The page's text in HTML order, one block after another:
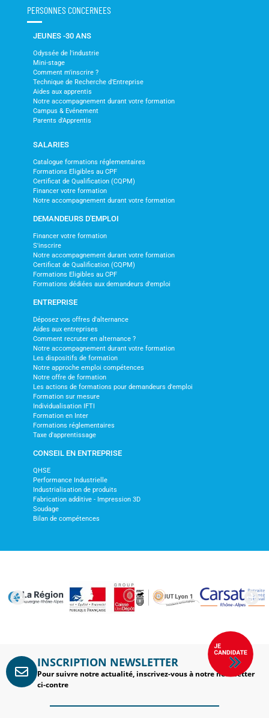
PERSONNES CONCERNEES
JEUNES -30 ANS
Odyssée de l'industrie
Mini-stage
Comment m'inscrire ?
Technique de Recherche d'Entreprise
Aides aux apprentis
Notre accompagnement durant votre formation
Campus & Evénement
Parents d'Apprentis
SALARIES
Catalogue formations réglementaires
Formations Eligibles au CPF
Certificat de Qualification (CQPM)
Financer votre formation
Notre accompagnement durant votre formation
DEMANDEURS D'EMPLOI
Financer votre formation
S'inscrire
Notre accompagnement durant votre formation
Certificat de Qualification (CQPM)
Formations Eligibles au CPF
Formations dédiées aux demandeurs d'emploi
ENTREPRISE
Déposez vos offres d'alternance
Aides aux entreprises
Comment recruter en alternance ?
Notre accompagnement durant votre formation
Les dispositifs de formation
Notre approche emploi compétences
Notre offre de formation
Les actions de formations pour demandeurs d'emploi
Formation sur mesure
Individualisation IFTI
Formation en Inter
Formations réglementaires
Taxe d'apprentissage
CONSEIL EN ENTREPRISE
QHSE
Performance Industrielle
Industrialisation de produits
Fabrication additive - Impression 3D
Soudage
Bilan de compétences
INSCRIPTION NEWSLETTER
Pour suivre notre actualité, inscrivez-vous à notre newsletter
ci-contre